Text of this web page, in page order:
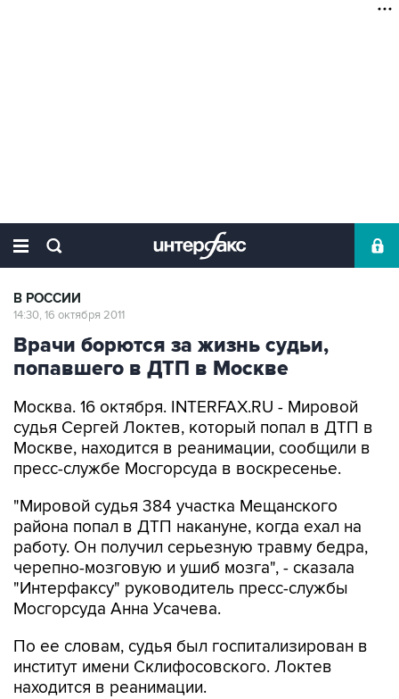
В РОССИИ
14:30, 16 октября 2011
Врачи борются за жизнь судьи,
попавшего в ДТП в Москве
Москва. 16 октября. INTERFAX.RU - Мировой
судья Сергей Локтев, который попал в ДТП в
Москве, находится в реанимации, сообщили в
пресс-службе Мосгорсуда в воскресенье.
"Мировой судья 384 участка Мещанского
района попал в ДТП накануне, когда ехал на
работу. Он получил серьезную травму бедра,
черепно-мозговую и ушиб мозга", - сказала
"Интерфаксу" руководитель пресс-службы
Мосгорсуда Анна Усачева.
По ее словам, судья был госпитализирован в
институт имени Склифосовского. Локтев
находится в реанимации.